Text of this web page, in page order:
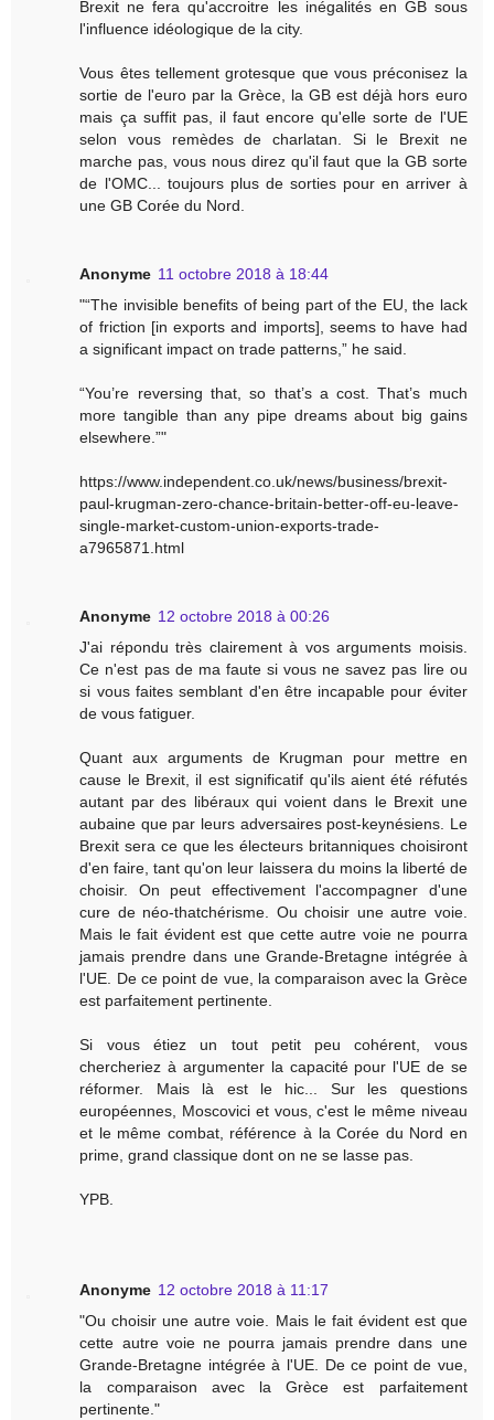
Brexit ne fera qu'accroitre les inégalités en GB sous
l'influence idéologique de la city.
Vous êtes tellement grotesque que vous préconisez la
sortie de l'euro par la Grèce, la GB est déjà hors euro
mais ça suffit pas, il faut encore qu'elle sorte de l'UE
selon vous remèdes de charlatan. Si le Brexit ne
marche pas, vous nous direz qu'il faut que la GB sorte
de l'OMC... toujours plus de sorties pour en arriver à
une GB Corée du Nord.
Anonyme 11 octobre 2018 à 18:44
"“The invisible benefits of being part of the EU, the lack
of friction [in exports and imports], seems to have had
a significant impact on trade patterns,” he said.
“You’re reversing that, so that’s a cost. That’s much
more tangible than any pipe dreams about big gains
elsewhere.”"
https://www.independent.co.uk/news/business/brexit-
paul-krugman-zero-chance-britain-better-off-eu-leave-
single-market-custom-union-exports-trade-
a7965871.html
Anonyme 12 octobre 2018 à 00:26
J'ai répondu très clairement à vos arguments moisis.
Ce n'est pas de ma faute si vous ne savez pas lire ou
si vous faites semblant d'en être incapable pour éviter
de vous fatiguer.
Quant aux arguments de Krugman pour mettre en
cause le Brexit, il est significatif qu'ils aient été réfutés
autant par des libéraux qui voient dans le Brexit une
aubaine que par leurs adversaires post-keynésiens. Le
Brexit sera ce que les électeurs britanniques choisiront
d'en faire, tant qu'on leur laissera du moins la liberté de
choisir. On peut effectivement l'accompagner d'une
cure de néo-thatchérisme. Ou choisir une autre voie.
Mais le fait évident est que cette autre voie ne pourra
jamais prendre dans une Grande-Bretagne intégrée à
l'UE. De ce point de vue, la comparaison avec la Grèce
est parfaitement pertinente.
Si vous étiez un tout petit peu cohérent, vous
chercheriez à argumenter la capacité pour l'UE de se
réformer. Mais là est le hic... Sur les questions
européennes, Moscovici et vous, c'est le même niveau
et le même combat, référence à la Corée du Nord en
prime, grand classique dont on ne se lasse pas.
YPB.
Anonyme 12 octobre 2018 à 11:17
"Ou choisir une autre voie. Mais le fait évident est que
cette autre voie ne pourra jamais prendre dans une
Grande-Bretagne intégrée à l'UE. De ce point de vue,
la comparaison avec la Grèce est parfaitement
pertinente."